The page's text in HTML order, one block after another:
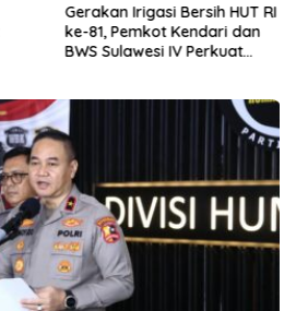
Gerakan Irigasi Bersih HUT RI
ke-81, Pemkot Kendari dan
BWS Sulawesi IV Perkuat